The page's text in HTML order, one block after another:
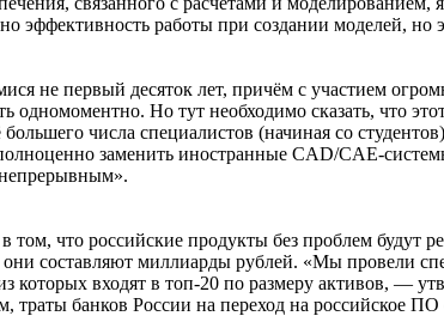
эффективность работы при создании моделей,
не первый десяток лет, причём с участием
Но тут необходимо сказать, что
числа специалистов (начиная со
заменить иностранные CAD/CAE-
что российские продукты без проблем будут
составляют миллиарды рублей. «Мы провели
входят в топ-20 по размеру активов, —
банков России на переход на российское ПО